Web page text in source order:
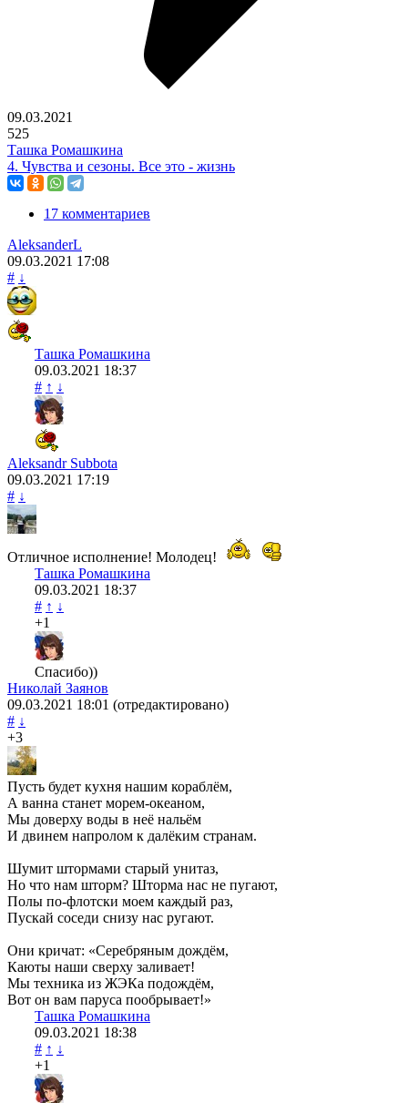
09.03.2021
525
Ташка Ромашкина
4. Чувства и сезоны. Все это - жизнь
17 комментариев
AleksanderL
09.03.2021 17:08
# ↓
Ташка Ромашкина
09.03.2021 18:37
# ↑ ↓
Aleksandr Subbota
09.03.2021 17:19
# ↓
Отличное исполнение! Молодец!
Ташка Ромашкина
09.03.2021 18:37
# ↑ ↓
+1
Спасибо))
Николай Заянов
09.03.2021 18:01 (отредактировано)
# ↓
+3
Пусть будет кухня нашим кораблём,
А ванна станет морем-океаном,
Мы доверху воды в неё нальём
И двинем напролом к далёким странам.
Шумит штормами старый унитаз,
Но что нам шторм? Шторма нас не пугают,
Полы по-флотски моем каждый раз,
Пускай соседи снизу нас ругают.
Они кричат: «Серебряным дождём,
Каюты наши сверху заливает!
Мы техника из ЖЭКа подождём,
Вот он вам паруса пообрывает!»
Ташка Ромашкина
09.03.2021 18:38
# ↑ ↓
+1